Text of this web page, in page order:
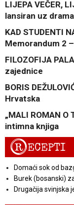
LIJEPA VEČER,
lansiran uz
KAD STUDENTI
Memorandum 2
FILOZOFIJA
zajednice
BORIS
Hrvatska
„MALI ROMAN
intimna knjiga
RECEPTI
Domaći sok od
Burek (bosanski)
Drugačija svinjska